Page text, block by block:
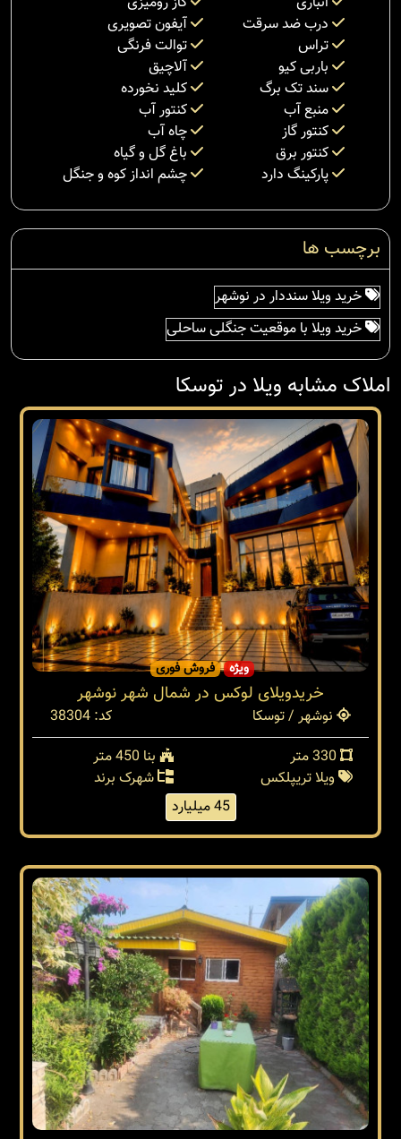
درب ضد سرقت
آیفون تصویری
تراس
توالت فرنگی
باربی کیو
آلاچیق
سند تک برگ
کلید نخورده
منبع آب
کنتور آب
کنتور گاز
چاه آب
کنتور برق
باغ گل و گیاه
پارکینگ دارد
چشم انداز کوه و جنگل
برچسب ها
خرید ویلا سنددار در نوشهر
خرید ویلا با موقعیت جنگلی ساحلی
املاک مشابه ویلا در توسکا
ویژه فروش فوری
خریدویلای لوکس در شمال شهر نوشهر
نوشهر / توسکا
کد: 38304
بنا 450 متر
ویلا تریپلکس
شهرک برند
45 میلیارد